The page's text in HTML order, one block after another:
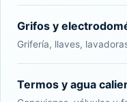
Grifos y
Grifería, llaves,
Termos y agua